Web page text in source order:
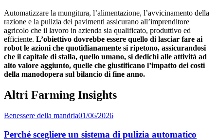
Automatizzare la mungitura, l’alimentazione, l’avvicinamento della
razione e la pulizia dei pavimenti assicurano all’imprenditore
agricolo che il lavoro in azienda sia qualificato, produttivo ed
efficiente. L’obiettivo dovrebbe essere quello di lasciar fare ai
robot le azioni che quotidianamente si ripetono, assicurandosi
che il capitale di stalla, quello umano, si dedichi alle attività ad
alto valore aggiunto, quelle che giustificano l’impatto dei costi
della manodopera sul bilancio di fine anno.
Altri Farming Insights
Benessere della mandria01/06/2026
Perché scegliere un sistema di pulizia automatico